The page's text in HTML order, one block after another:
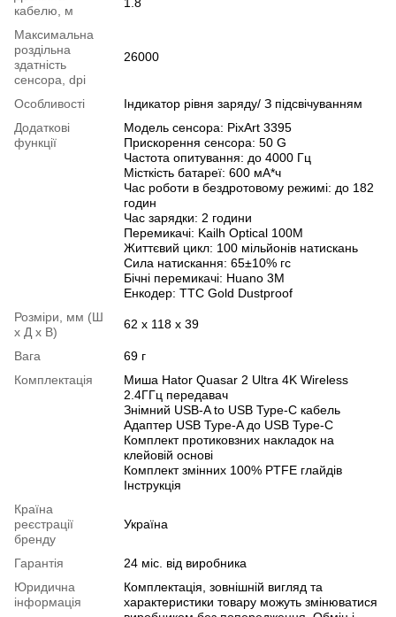
кабелю, м
1.8
Максимальна
роздільна
здатність
сенсора, dpi
26000
Особливості
Індикатор рівня заряду/ З підсвічуванням
Додаткові
функції
Модель сенсора: PixArt 3395
Прискорення сенсора: 50 G
Частота опитування: до 4000 Гц
Місткість батареї: 600 мA*ч
Час роботи в бездротовому режимі: до 182
годин
Час зарядки: 2 години
Перемикачі: Kailh Optical 100M
Життєвий цикл: 100 мільйонів натискань
Сила натискання: 65±10% гс
Бічні перемикачі: Huano 3M
Енкодер: TTC Gold Dustproof
Розміри, мм (Ш
х Д х В)
62 х 118 х 39
Вага
69 г
Комплектація
Миша Hator Quasar 2 Ultra 4K Wireless
2.4ГГц передавач
Знімний USB-A to USB Type-C кабель
Адаптер USB Type-A до USB Type-C
Комплект протиковзних накладок на
клейовій основі
Комплект змінних 100% PTFE глайдів
Інструкція
Країна
реєстрації
бренду
Україна
Гарантія
24 міс. від виробника
Юридична
інформація
Комплектація, зовнішній вигляд та
характеристики товару можуть змінюватися